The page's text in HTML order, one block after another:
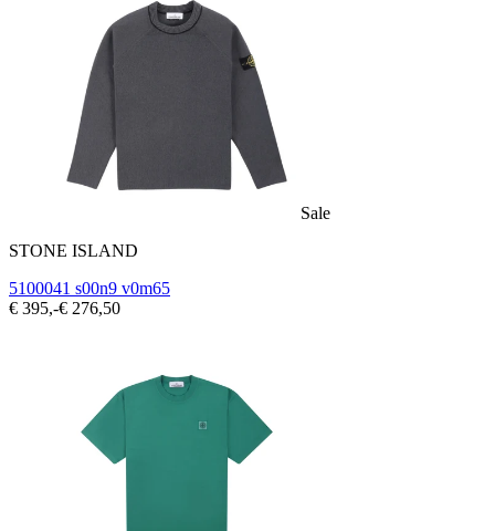
Sale
STONE ISLAND
5100041 s00n9 v0m65
€ 395,-€ 276,50